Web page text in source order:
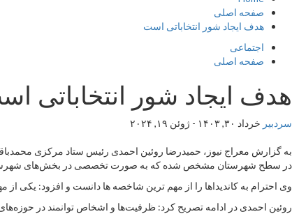
صفحه اصلی
هدف ایجاد شور انتخاباتی است
اجتماعی
صفحه اصلی
هدف ایجاد شور انتخاباتی
سردبیر خرداد ۳۰, ۱۴۰۳ - ژوئن ۱۹, ۲۰۲۴
به گزارش معراج نیوز، حمیدرضا روئین احمدی رئیس ستاد مرکزی
در سطح شهرستان مشخص شده که به صورت تخصصی در بخش‌های
وی احترام به کاندیداها را از مهم ترین شاخصه ها دانست و افزود: یکی از
روئین احمدی در ادامه تصریح کرد: ظرفیت‌ها و اشخاص توانمند در